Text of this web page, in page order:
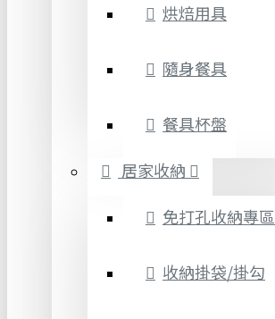
烘焙用具
隨身餐具
餐具杯盤
居家收納
免打孔收納專區
收納掛袋/掛勾